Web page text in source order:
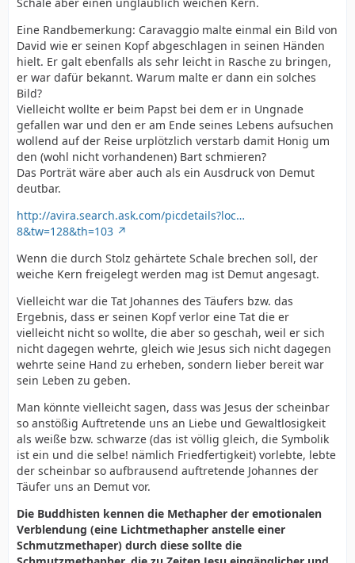
Eine Randbemerkung: Caravaggio malte einmal ein Bild von
David wie er seinen Kopf abgeschlagen in seinen Händen
hielt. Er galt ebenfalls als sehr leicht in Rasche zu bringen,
er war dafür bekannt. Warum malte er dann ein solches
Bild?
Vielleicht wollte er beim Papst bei dem er in Ungnade
gefallen war und den er am Ende seines Lebens aufsuchen
wollend auf der Reise urplötzlich verstarb damit Honig um
den (wohl nicht vorhandenen) Bart schmieren?
Das Porträt wäre aber auch als ein Ausdruck von Demut
deutbar.
http://avira.search.ask.com/picdetails?loc…
8&tw=128&th=103
Wenn die durch Stolz gehärtete Schale brechen soll, der
weiche Kern freigelegt werden mag ist Demut angesagt.
Vielleicht war die Tat Johannes des Täufers bzw. das
Ergebnis, dass er seinen Kopf verlor eine Tat die er
vielleicht nicht so wollte, die aber so geschah, weil er sich
nicht dagegen wehrte, gleich wie Jesus sich nicht dagegen
wehrte seine Hand zu erheben, sondern lieber bereit war
sein Leben zu geben.
Man könnte vielleicht sagen, dass was Jesus der scheinbar
so anstößig Auftretende uns an Liebe und Gewaltlosigkeit
als weiße bzw. schwarze (das ist völlig gleich, die Symbolik
ist ein und die selbe! nämlich Friedfertigkeit) vorlebte, lebte
der scheinbar so aufbrausend auftretende Johannes der
Täufer uns an Demut vor.
Die Buddhisten kennen die Methapher der emotionalen
Verblendung (eine Lichtmethapher anstelle einer
Schmutzmethaper) durch diese sollte die